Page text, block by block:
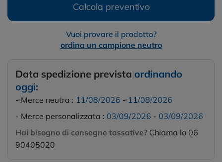
Calcola preventivo
Vuoi provare il prodotto?
ordina un campione neutro
Data spedizione prevista ordinando
oggi:
- Merce neutra : 11/08/2026 - 11/08/2026
- Merce personalizzata : 03/09/2026 - 03/09/2026
Hai bisogno di consegne tassative? Chiama lo 06
90405020